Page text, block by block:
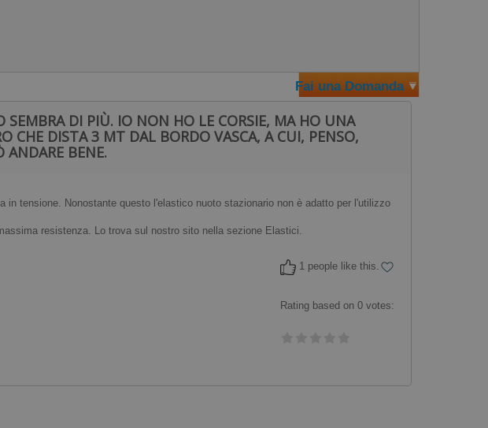
la supervizione di un adulto. Non tirare l'elastico più di tre volte la
periodicamente il tubo elastico per sincerarvi che non si siano
istruzioni prima dell'uso. NZ Manufacturing e Icarus Project snc non si
Consultate un medico prima dell'utilizzo delle Strechcordz se non
con una sostanza protettiva per il lattice.
Fai una Domanda
DI PIÙ. IO NON HO LE CORSIE, MA HO UNA
DISTA 3 MT DAL BORDO VASCA, A CUI, PENSO,
ANDARE BENE.
tensione. Nonostante questo l'elastico nuoto stazionario non è adatto per l'utilizzo
resistenza. Lo trova sul nostro sito nella sezione Elastici.
1 people like this.
Rating based on 0 votes: